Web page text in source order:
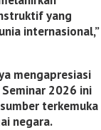
yang
internasional,”
mengapresiasi
2026 ini
terkemuka
negara.